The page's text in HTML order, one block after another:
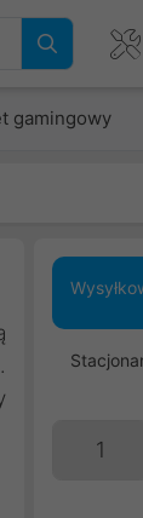
gamingowy